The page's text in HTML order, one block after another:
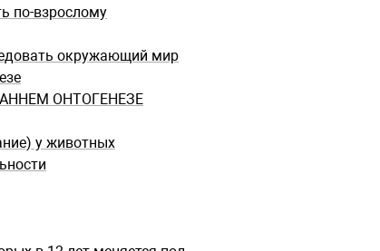
по-взрослому
окружающий мир
ОНТОГЕНЕЗЕ
у животных